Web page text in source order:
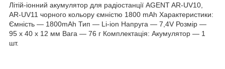
Літій-іонний акумулятор для радіостанції AGENT AR-UV10,
AR-UV11 чорного кольору ємністю 1800 mAh Характеристики:
Ємність — 1800mAh Тип — Li-ion Напруга — 7,4V Розмір —
95 х 40 х 12 мм Вага — 76 г Комплектація: Акумулятор — 1
шт.